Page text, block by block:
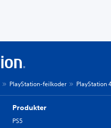
PlayStation-feilkoder PlayStation
Produkter
PS5